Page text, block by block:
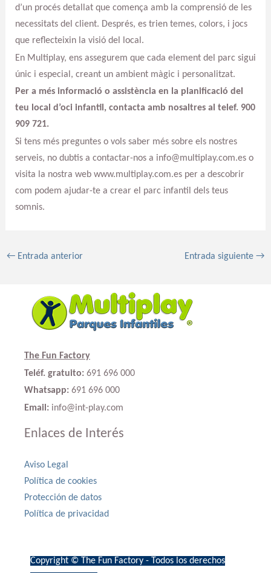
d’un procés detallat que comença amb la comprensió de les
necessitats del client. Després, es trien temes, colors, i jocs
que reflecteixin la visió del local.
En Multiplay, ens assegurem que cada element del parc sigui
únic i especial, creant un ambient màgic i personalitzat.
Per a més informació o assistència en la planificació del
teu local d’oci infantil, contacta amb nosaltres al telef. 900
909 721.
Si tens més preguntes o vols saber més sobre els nostres
serveis, no dubtis a contactar-nos a info@multiplay.com.es o
visita la nostra web www.multiplay.com.es per a descobrir
com podem ajudar-te a crear el parc infantil dels teus
somnis.
←Entrada anterior Entrada siguiente→
The Fun Factory
Teléf. gratuito: 691 696 000
Whatsapp: 691 696 000
Email: info@int-play.com
Enlaces de Interés
Aviso Legal
Política de cookies
Protección de datos
Política de privacidad
Copyright © The Fun Factory - Todos los derechos